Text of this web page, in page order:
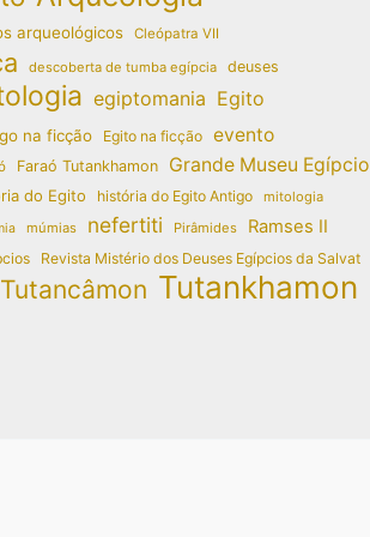
arqueológicos Cleópatra VII
descoberta de tumba egípcia deuses
egiptomania Egito
na ficção Egito na ficção evento
Faraó Tutankhamon Grande Museu Egípcio
do Egito história do Egito Antigo mitologia
múmias nefertiti Pirâmides Ramses II
Revista Mistério dos Deuses Egípcios da Salvat
Tutancâmon Tutankhamon